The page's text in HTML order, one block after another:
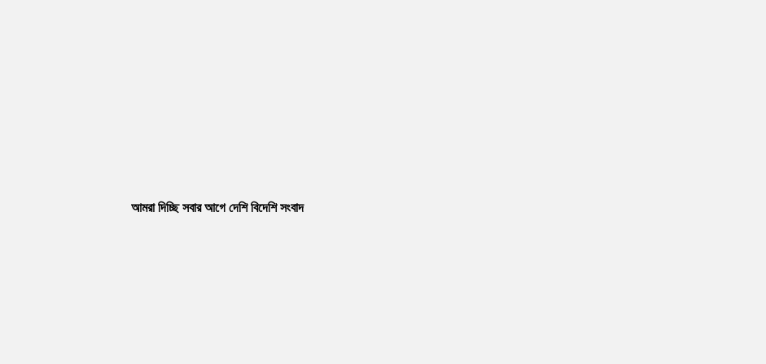
আমরা দিচ্ছি সবার আগে দেশি বিদেশি সংবাদ